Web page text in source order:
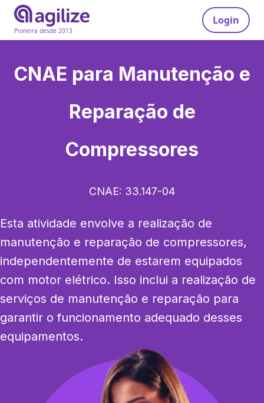
Pioneira desde 2013
Login
CNAE para Manutenção e
Reparação de
Compressores
CNAE: 33.147-04
Esta atividade envolve a realização de
manutenção e reparação de compressores,
independentemente de estarem equipados
com motor elétrico. Isso inclui a realização de
serviços de manutenção e reparação para
garantir o funcionamento adequado desses
equipamentos.